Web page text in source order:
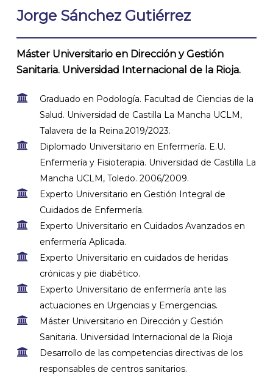
Jorge Sánchez Gutiérrez
Máster Universitario en Dirección y Gestión
Sanitaria. Universidad Internacional de la Rioja.
Graduado en Podología. Facultad de Ciencias de la
Salud. Universidad de Castilla La Mancha UCLM,
Talavera de la Reina.2019/2023.
Diplomado Universitario en Enfermería. E.U.
Enfermería y Fisioterapia. Universidad de Castilla La
Mancha UCLM, Toledo. 2006/2009.
Experto Universitario en Gestión Integral de
Cuidados de Enfermería.
Experto Universitario en Cuidados Avanzados en
enfermería Aplicada.
Experto Universitario en cuidados de heridas
crónicas y pie diabético.
Experto Universitario de enfermería ante las
actuaciones en Urgencias y Emergencias.
Máster Universitario en Dirección y Gestión
Sanitaria. Universidad Internacional de la Rioja
Desarrollo de las competencias directivas de los
responsables de centros sanitarios.